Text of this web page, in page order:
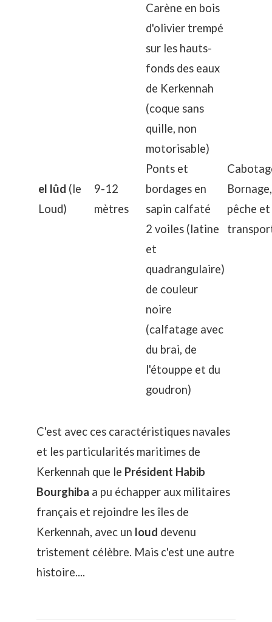
el lûd (le
Loud)
9-12
mètres
Carène en bois
d'olivier trempé
sur les hauts-
fonds des eaux
de Kerkennah
(coque sans
quille, non
motorisable)
Ponts et
bordages en
sapin calfaté
2 voiles (latine
et
quadrangulaire)
de couleur
noire
(calfatage avec
du brai, de
l'étouppe et du
goudron)
Bornage,
pêche et
C'est avec ces caractéristiques navales
et les particularités maritimes de
Kerkennah que le Président Habib
Bourghiba a pu échapper aux militaires
français et rejoindre les îles de
Kerkennah, avec un loud devenu
tristement célèbre. Mais c'est une autre
histoire....